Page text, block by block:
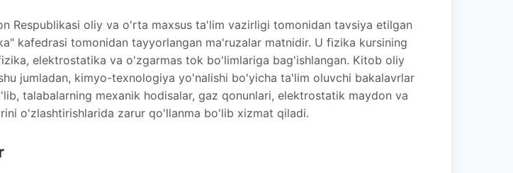
Respublikasi oliy va o'rta maxsus ta'lim vazirligi tomonidan tavsiya etilgan
kafedrasi tomonidan tayyorlangan ma'ruzalar matnidir. U fizika kursining
elektrostatika va o'zgarmas tok bo'limlariga bag'ishlangan. Kitob oliy
jumladan, kimyo-texnologiya yo'nalishi bo'yicha ta'lim oluvchi bakalavrlar
talabalarning mexanik hodisalar, gaz qonunlari, elektrostatik maydon va
o'zlashtirishlarida zarur qo'llanma bo'lib xizmat qiladi.